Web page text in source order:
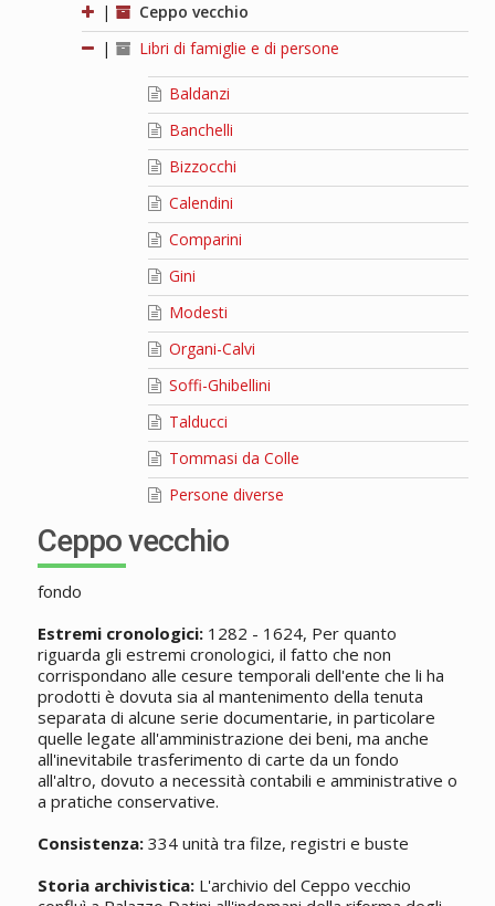
|
Ceppo vecchio
|
Libri di famiglie e di persone
Baldanzi
Banchelli
Bizzocchi
Calendini
Comparini
Gini
Modesti
Organi-Calvi
Soffi-Ghibellini
Talducci
Tommasi da Colle
Persone diverse
Ceppo vecchio
fondo
Estremi cronologici:1282 - 1624, Per quanto
riguarda gli estremi cronologici, il fatto che non
corrispondano alle cesure temporali dell'ente che li ha
prodotti è dovuta sia al mantenimento della tenuta
separata di alcune serie documentarie, in particolare
quelle legate all'amministrazione dei beni, ma anche
all'inevitabile trasferimento di carte da un fondo
all'altro, dovuto a necessità contabili e amministrative o
a pratiche conservative.
Consistenza:334 unità tra filze, registri e buste
Storia archivistica:L'archivio del Ceppo vecchio